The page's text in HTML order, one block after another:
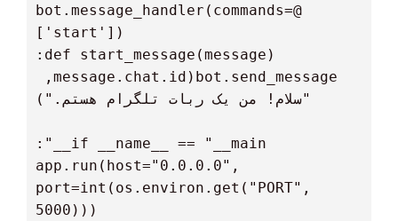
@bot.message_handler(commands=
  app.run(host="0.0.0.0",
port=int(os.environ.get("PORT",